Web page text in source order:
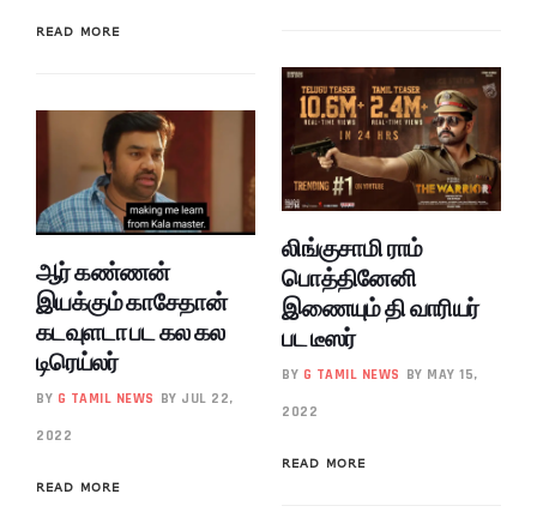
READ MORE
ஆர் கண்ணன்
இயக்கும் காசேதான்
கடவுளடா பட கல கல
டிரெய்லர்
BY G TAMIL NEWS BY JUL 22,
2022
READ MORE
லிங்குசாமி ராம்
பொத்தினேனி
இணையும் தி வாரியர்
பட டீஸர்
BY G TAMIL NEWS BY MAY 15,
2022
READ MORE